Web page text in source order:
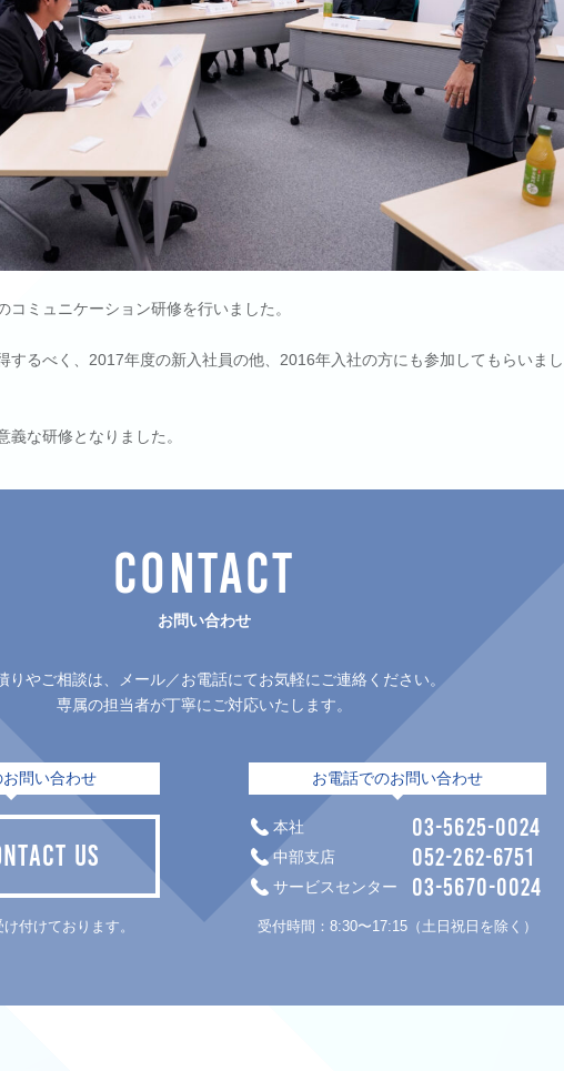
コミュニケーション研修を行いました。
するべく、2017年度の新入社員の他、2016年入社の方にも参加してもらいまし
な研修となりました。
CONTACT
お問い合わせ
りやご相談は、メール／お電話にてお気軽にご連絡ください。
専属の担当者が丁寧にご対応いたします。
お問い合わせ
US
付けております。
お電話でのお問い合わせ
本社 03-5625-0024
中部支店 052-262-6751
サービスセンター 03-5670-0024
受付時間：8:30〜17:15（土日祝日を除く）